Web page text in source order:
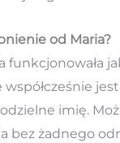
od Maria?
funkcjonowała
współcześnie
imię.
bez żadnego